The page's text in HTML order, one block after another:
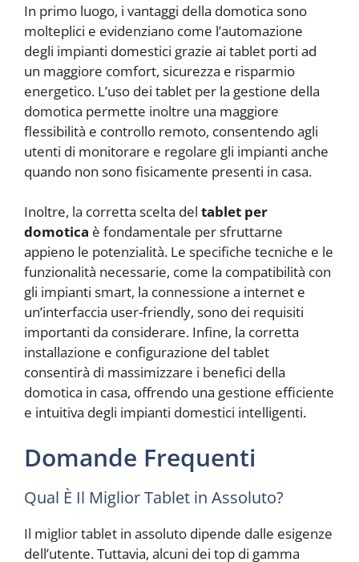
In primo luogo, i vantaggi della domotica sono
molteplici e evidenziano come l’automazione
degli impianti domestici grazie ai tablet porti ad
un maggiore comfort, sicurezza e risparmio
energetico. L’uso dei tablet per la gestione della
domotica permette inoltre una maggiore
flessibilità e controllo remoto, consentendo agli
utenti di monitorare e regolare gli impianti anche
quando non sono fisicamente presenti in casa.
Inoltre, la corretta scelta del tablet per
domotica è fondamentale per sfruttarne
appieno le potenzialità. Le specifiche tecniche e le
funzionalità necessarie, come la compatibilità con
gli impianti smart, la connessione a internet e
un’interfaccia user-friendly, sono dei requisiti
importanti da considerare. Infine, la corretta
installazione e configurazione del tablet
consentirà di massimizzare i benefici della
domotica in casa, offrendo una gestione efficiente
e intuitiva degli impianti domestici intelligenti.
Domande Frequenti
Qual È Il Miglior Tablet in Assoluto?
Il miglior tablet in assoluto dipende dalle esigenze
dell’utente. Tuttavia, alcuni dei top di gamma